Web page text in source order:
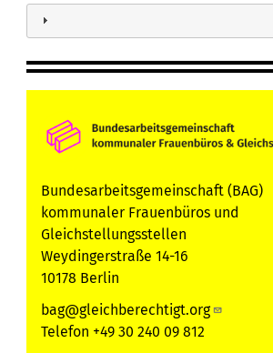
Bundesarbeitsgemeinschaft (BAG)
kommunaler Frauenbüros und
Gleichstellungsstellen
Weydingerstraße 14-16
10178 Berlin
bag@gleichberechtigt.org
Telefon +49 30 240 09 812